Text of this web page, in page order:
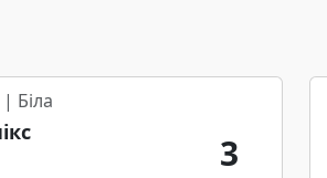
Біла
3